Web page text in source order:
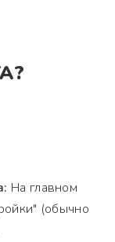
На главном
(обычно